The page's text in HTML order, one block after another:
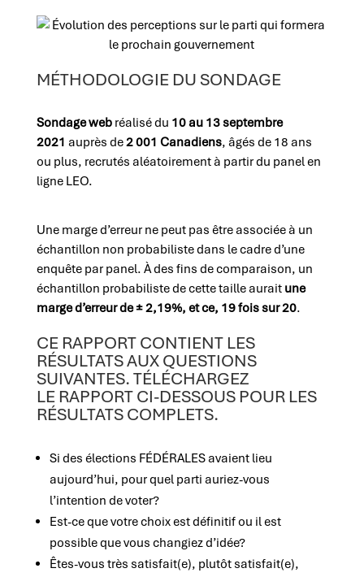
MÉTHODOLOGIE DU SONDAGE
Sondage web réalisé du 10 au 13 septembre
2021 auprès de2 001 Canadiens, âgés de 18 ans
ou plus, recrutés aléatoirement à partir du panel en
ligne LEO.
Une marge d’erreur ne peut pas être associée à un
échantillon non probabiliste dans le cadre d’une
enquête par panel. À des fins de comparaison, un
échantillon probabiliste de cette taille aurait une
marge d’erreur de ± 2,19%, et ce, 19 fois sur 20.
CE RAPPORT CONTIENT LES
RÉSULTATS AUX QUESTIONS
SUIVANTES. TÉLÉCHARGEZ
LE RAPPORT CI-DESSOUS POUR LES
RÉSULTATS COMPLETS.
Si des élections FÉDÉRALES avaient lieu
aujourd’hui, pour quel parti auriez-vous
l’intention de voter?
Est-ce que votre choix est définitif ou il est
possible que vous changiez d’idée?
Êtes-vous très satisfait(e), plutôt satisfait(e),